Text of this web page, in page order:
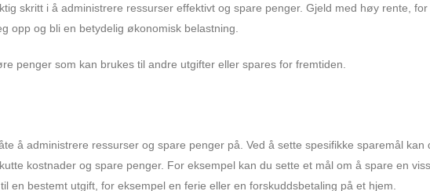
skritt i å administrere ressurser effektivt og spare penger. Gjeld med høy rente,
opp og bli en betydelig økonomisk belastning.
penger som kan brukes til andre utgifter eller spares for fremtiden.
å administrere ressurser og spare penger på. Ved å sette spesifikke sparemål kan
kostnader og spare penger. For eksempel kan du sette et mål om å spare en
en bestemt utgift, for eksempel en ferie eller en forskuddsbetaling på et hjem.